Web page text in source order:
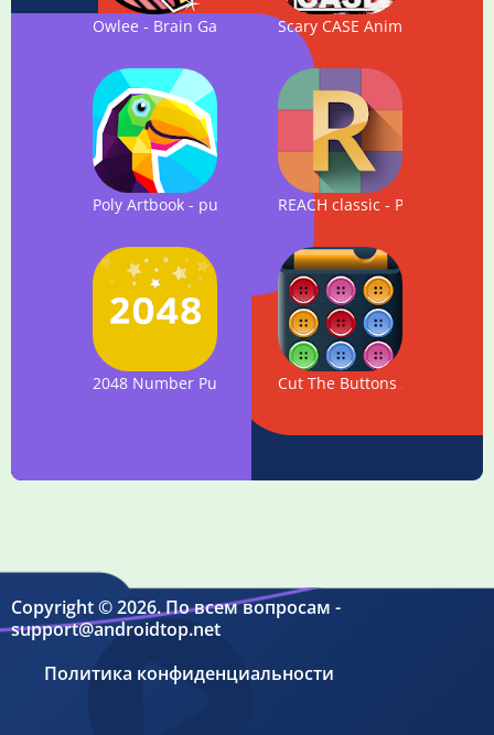
Owlee - Brain Game. NEW logic puzzles (premium)
Scary CASE Animatronics -
Poly Artbook - puzzle gameREACH classic - Puzzle
2048 Number Puzzle gameCut The Buttons 2 Logic
Copyright © 2026. По всем вопросам -
support@androidtop.net
Политика конфиденциальности